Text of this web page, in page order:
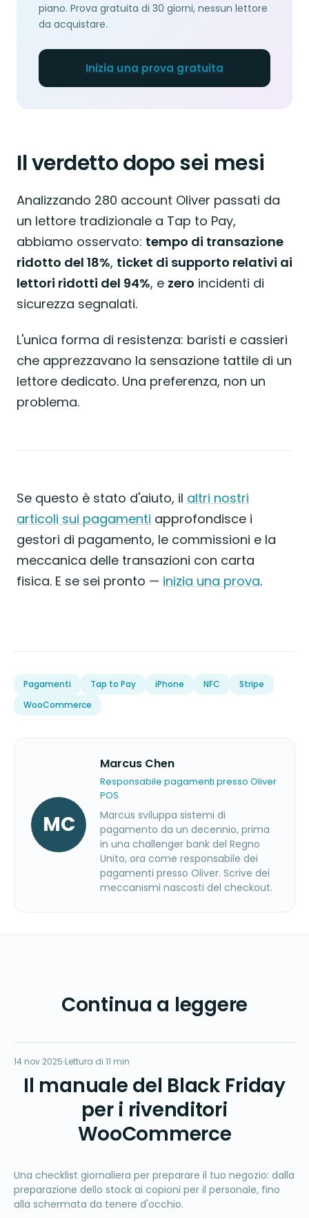
piano. Prova gratuita di 30 giorni, nessun lettore
da acquistare.
Inizia una prova gratuita
Il verdetto dopo sei mesi
Analizzando 280 account Oliver passati da
un lettore tradizionale a Tap to Pay,
abbiamo osservato: tempo di transazione
ridotto del 18%, ticket di supporto relativi ai
lettori ridotti del 94%, e zero incidenti di
sicurezza segnalati.
L'unica forma di resistenza: baristi e cassieri
che apprezzavano la sensazione tattile di un
lettore dedicato. Una preferenza, non un
problema.
Se questo è stato d'aiuto, il altri nostri
articoli sui pagamenti approfondisce i
gestori di pagamento, le commissioni e la
meccanica delle transazioni con carta
fisica. E se sei pronto — inizia una prova.
Pagamenti Tap to Pay iPhone NFC
Stripe
WooCommerce
MC
Marcus Chen
Responsabile pagamenti presso Oliver
POS
Marcus sviluppa sistemi di
pagamento da un decennio, prima
in una challenger bank del Regno
Unito, ora come responsabile dei
pagamenti presso Oliver. Scrive dei
meccanismi nascosti del checkout.
Continua a leggere
OPERAZIONI
BF
14 nov 2025 Lettura di 11 min
Il manuale del Black Friday
per i rivenditori
WooCommerce
Una checklist giornaliera per preparare il tuo negozio: dalla
preparazione dello stock ai copioni per il personale, fino
alla schermata da tenere d'occhio.